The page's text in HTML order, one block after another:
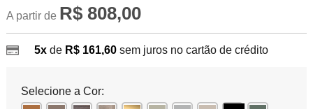
A partir de R$ 808,00
5xde R$ 161,60 sem juros no cartão de crédito
Selecione a Cor: